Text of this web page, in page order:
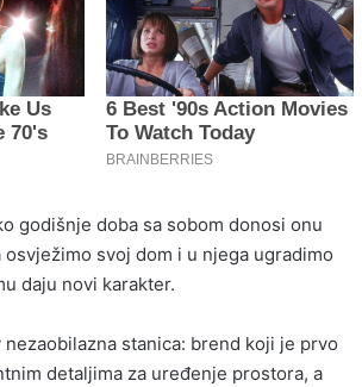
godišnje doba sa sobom donosi onu
svoj dom i u njega ugradimo
daju novi karakter.
nezaobilazna stanica: brend koji je prvo
detaljima za uređenje prostora, a